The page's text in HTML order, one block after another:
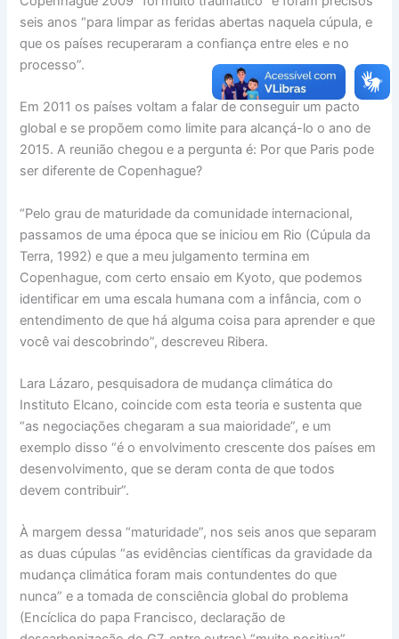
seis anos “para limpar as feridas abertas naquela cúpula, e
que os países recuperaram a confiança entre eles e no
processo”.
Em 2011 os países voltam a falar de conseguir um pacto
global e se propõem como limite para alcançá-lo o ano de
2015. A reunião chegou e a pergunta é: Por que Paris pode
ser diferente de Copenhague?
“Pelo grau de maturidade da comunidade internacional,
passamos de uma época que se iniciou em Rio (Cúpula da
Terra, 1992) e que a meu julgamento termina em
Copenhague, com certo ensaio em Kyoto, que podemos
identificar em uma escala humana com a infância, com o
entendimento de que há alguma coisa para aprender e que
você vai descobrindo”, descreveu Ribera.
Lara Lázaro, pesquisadora de mudança climática do
Instituto Elcano, coincide com esta teoria e sustenta que
“as negociações chegaram a sua maioridade”, e um
exemplo disso “é o envolvimento crescente dos países em
desenvolvimento, que se deram conta de que todos
devem contribuir”.
À margem dessa “maturidade”, nos seis anos que separam
as duas cúpulas “as evidências científicas da gravidade da
mudança climática foram mais contundentes do que
nunca” e a tomada de consciência global do problema
(Encíclica do papa Francisco, declaração de